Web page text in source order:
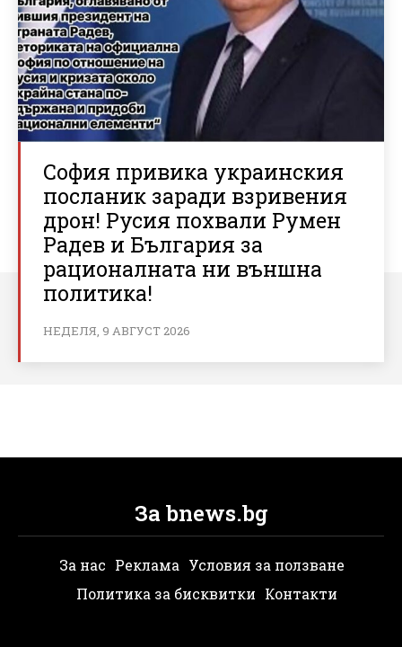
София привика украинския
посланик заради взривения
дрон! Русия похвали Румен
Радев и България за
рационалната ни външна
политика!
НЕДЕЛЯ, 9 АВГУСТ 2026
За bnews.bg
За нас Реклама Условия за ползване
Политика за бисквитки Контакти